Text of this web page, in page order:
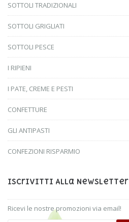
SOTTOLI TRADIZIONALI
SOTTOLI GRIGLIATI
SOTTOLI PESCE
I RIPIENI
I PATE, CREME E PESTI
CONFETTURE
GLI ANTIPASTI
CONFEZIONI RISPARMIO
Iscrivitti Alla Newsletter
Ricevi le nostre promozioni via email!